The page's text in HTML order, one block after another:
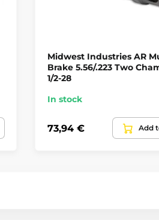
Midwest Industries AR
Brake 5.56/.223 Two
1/2-28
In stock
73,94 € Add